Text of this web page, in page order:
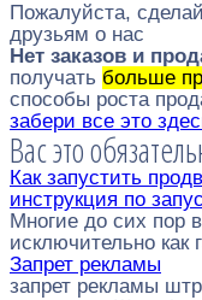
Пожалуйста,
друзьям о нас
Нет заказов и
получать больше
способы роста
забери все это
Вас это
Как запустить
инструкция по
Многие до сих пор
исключительно как
Запрет рекламы
запрет рекламы